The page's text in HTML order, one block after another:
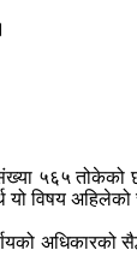
५६५ तोकेको
अहिलेको